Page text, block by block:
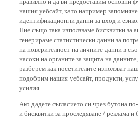
нашия уебсайт, като например
идентификационни данни за вход и
Ние също така използваме бисквитки за
генерираме статистически данни за
на поверителност на личните данни в
насоки на органите за защита на
разберем как посетителите използват
подобрим нашия уебсайт, продукти,
усилия.
Ако дадете съгласието си чрез бутона
и бисквитки за проследяване / реклама и